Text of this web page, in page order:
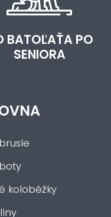
BATOĽAŤA PO
SENIORA
koloběžky